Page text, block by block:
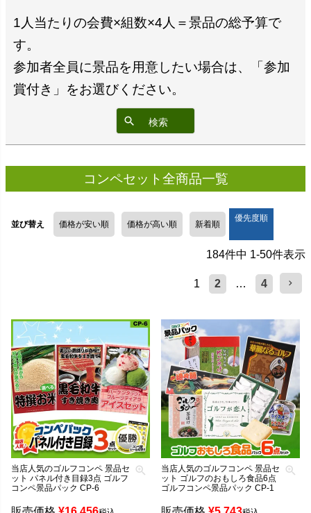
1人当たりの会費×組数×4人＝景品の総予算で
す。
参加者全員に景品を用意したい場合は、「参加
賞付き」をお選びください。
検索
コンペセット全商品一覧
並び替え 価格が安い順 価格が高い順 新着順
優先度順
184件中 1-50件表示
1 2 … 4
当店人気のゴルフコンペ 景品セ
ット パネル付き目録3点 ゴルフ
コンペ景品パック CP-6
当店人気のゴルフコンペ 景品セ
ット ゴルフのおもしろ食品6点
ゴルフコンペ景品パック CP-1